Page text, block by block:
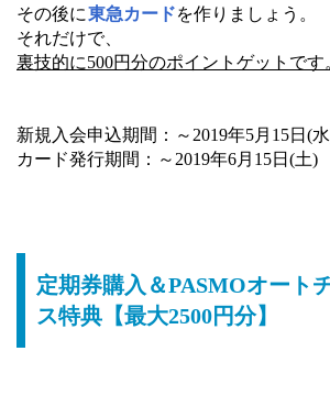
その後に東急カードを作りましょう。
それだけで、
裏技的に500円分のポイントゲットです
新規入会申込期間：～2019年5月15日(
カード発行期間：～2019年6月15日(土)
定期券購入＆PASMOオート
ス特典【最大2500円分】